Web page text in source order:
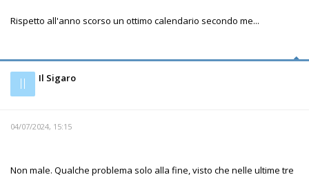
Rispetto all'anno scorso un ottimo calendario secondo me...
Il Il Sigaro
04/07/2024, 15:15
Non male. Qualche problema solo alla fine, visto che nelle ultime tre